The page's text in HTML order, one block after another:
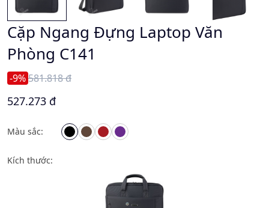
Cặp Ngang Đựng Laptop Văn
Phòng C141
-9%581.818 đ
527.273 đ
Màu sắc:
Kích thước: